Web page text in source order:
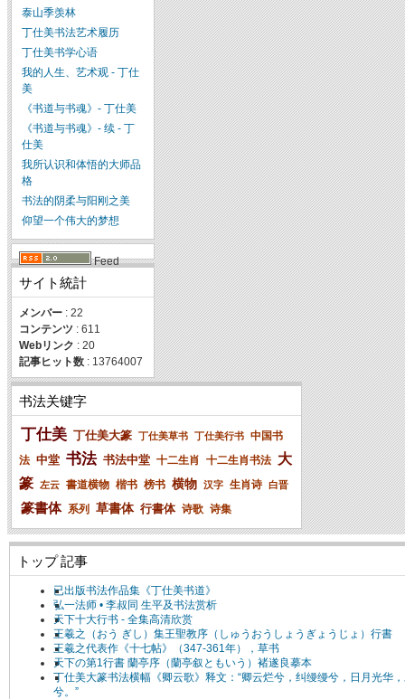
泰山季羡林
丁仕美书法艺术履历
丁仕美书学心语
我的人生、艺术观 - 丁仕
美
《书道与书魂》- 丁仕美
《书道与书魂》- 续 - 丁
仕美
我所认识和体悟的大师品
格
书法的阴柔与阳刚之美
仰望一个伟大的梦想
Feed
サイト統計
メンバー : 22
コンテンツ : 611
Webリンク : 20
記事ヒット数 : 13764007
书法关键字
丁仕美 丁仕美大篆 丁仕美草书 丁仕美行书 中国书
法 中堂 书法 书法中堂 十二生肖 十二生肖书法 大
篆 左云 書道横物 楷书 榜书 横物 汉字 生肖诗 白晋
篆書体 系列 草書体 行書体 诗歌 诗集
トップ 記事
已出版书法作品集《丁仕美书道》
弘一法师 • 李叔同 生平及书法赏析
天下十大行书 - 全集高清欣赏
王羲之（おう ぎし）集王聖教序（しゅうおうしょうぎょうじょ）行書
王羲之代表作《十七帖》（347-361年），草书
天下の第1行書 蘭亭序（蘭亭叙ともいう）褚遂良摹本
丁仕美大篆书法横幅《卿云歌》释文：“卿云烂兮，纠缦缦兮，日月光华
兮。”